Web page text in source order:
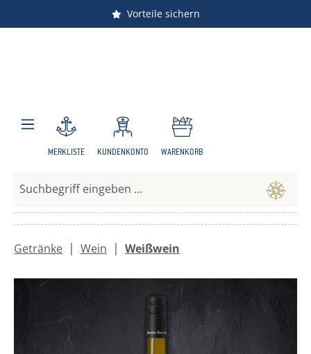
Zum Hauptinhalt springen
Vorteile sichern
MERKLISTE KUNDENKONTO WARENKORB
Getränke | Wein | Weißwein
Bildergalerie überspringen